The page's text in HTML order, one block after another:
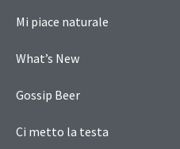
Mi piace naturale
What’s New
Gossip Beer
Ci metto la testa